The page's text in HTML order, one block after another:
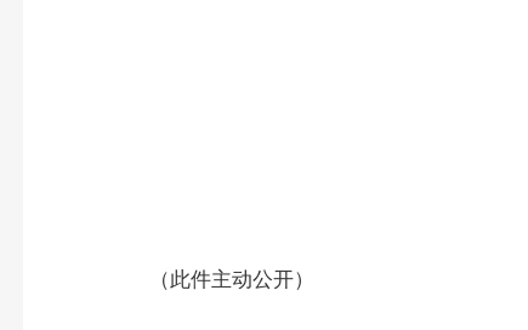
（此件主动公开）